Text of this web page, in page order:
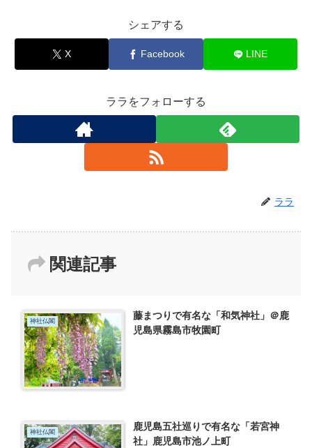
シェアする
X Facebook LINE
ララをフォローする
ララ
関連記事
神社仏閣
藤まつりで有名な「和気神社」＠鹿
児島県霧島市牧園町
神社仏閣
鹿児島五社巡りで有名な「若宮神
社」鹿児島市池ノ上町